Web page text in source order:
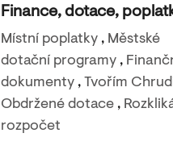
23. 8. 2026
Finance, dotace,
Místní poplatky, Městské
dotační programy,
dokumenty, Tvořím
Obdržené dotace,
rozpočet